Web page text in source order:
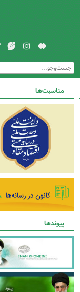
مناسبت‌ها
پیوندها